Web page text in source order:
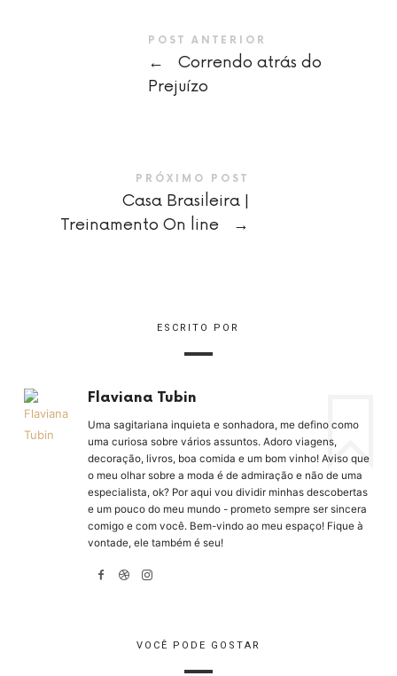
POST ANTERIOR
←
Correndo atrás do
Prejuízo
PRÓXIMO POST
Casa Brasileira |
Treinamento On line
→
ESCRITO POR
Flaviana Tubin
Uma sagitariana inquieta e sonhadora, me defino como
uma curiosa sobre vários assuntos. Adoro viagens,
decoração, livros, boa comida e um bom vinho! Aviso que
o meu olhar sobre a moda é de admiração e não de uma
especialista, ok? Por aqui vou dividir minhas descobertas
e um pouco do meu mundo - prometo sempre ser sincera
comigo e com você. Bem-vindo ao meu espaço! Fique à
vontade, ele também é seu!
VOCÊ PODE GOSTAR